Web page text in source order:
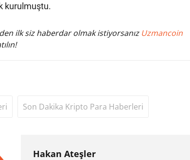
kurulmuştu.
ilk siz haberdar olmak istiyorsanız Uzmancoin
Son Dakika Kripto Para Haberleri
Hakan Ateşler